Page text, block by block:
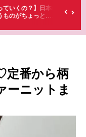
の？】日本のド
がちょっと…
定番から柄
ーニットま